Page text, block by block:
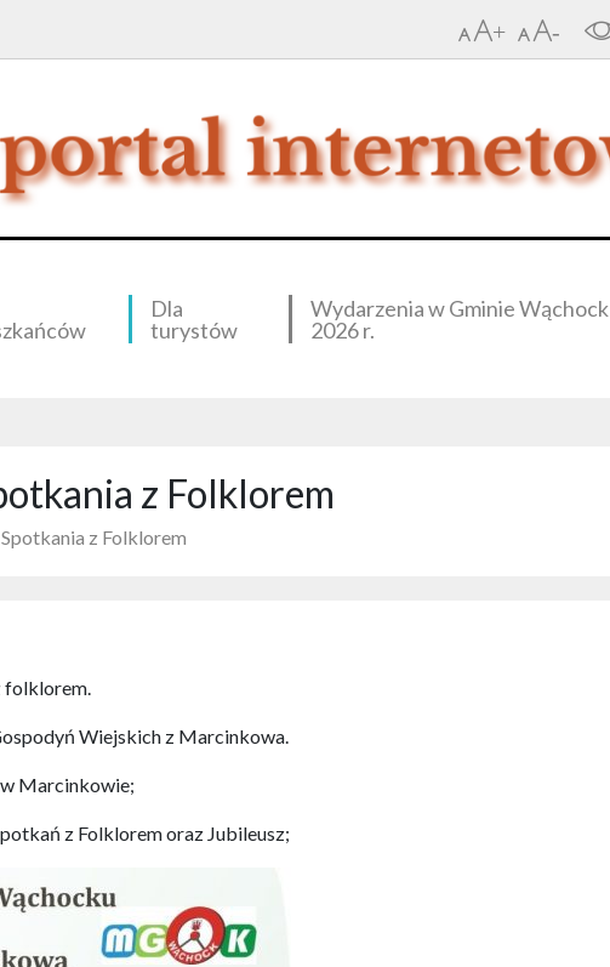
Dla
turystów
Wydarzenia w Gminie Wąchock
2026 r.
z Folklorem
z Folklorem
folklorem.
Wiejskich z Marcinkowa.
Marcinkowie;
z Folklorem oraz Jubileusz;